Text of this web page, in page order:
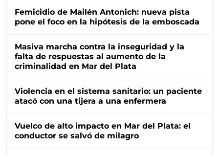
Femicidio de Mailén Antonich: nueva pista
pone el foco en la hipótesis de la emboscada
Masiva marcha contra la inseguridad y la
falta de respuestas al aumento de la
criminalidad en Mar del Plata
Violencia en el sistema sanitario: un paciente
atacó con una tijera a una enfermera
Vuelco de alto impacto en Mar del Plata: el
conductor se salvó de milagro